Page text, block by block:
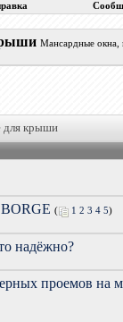
Мансардные окна,
для крыши
( 1 2 3 4 5)
надёжно?
проемов на